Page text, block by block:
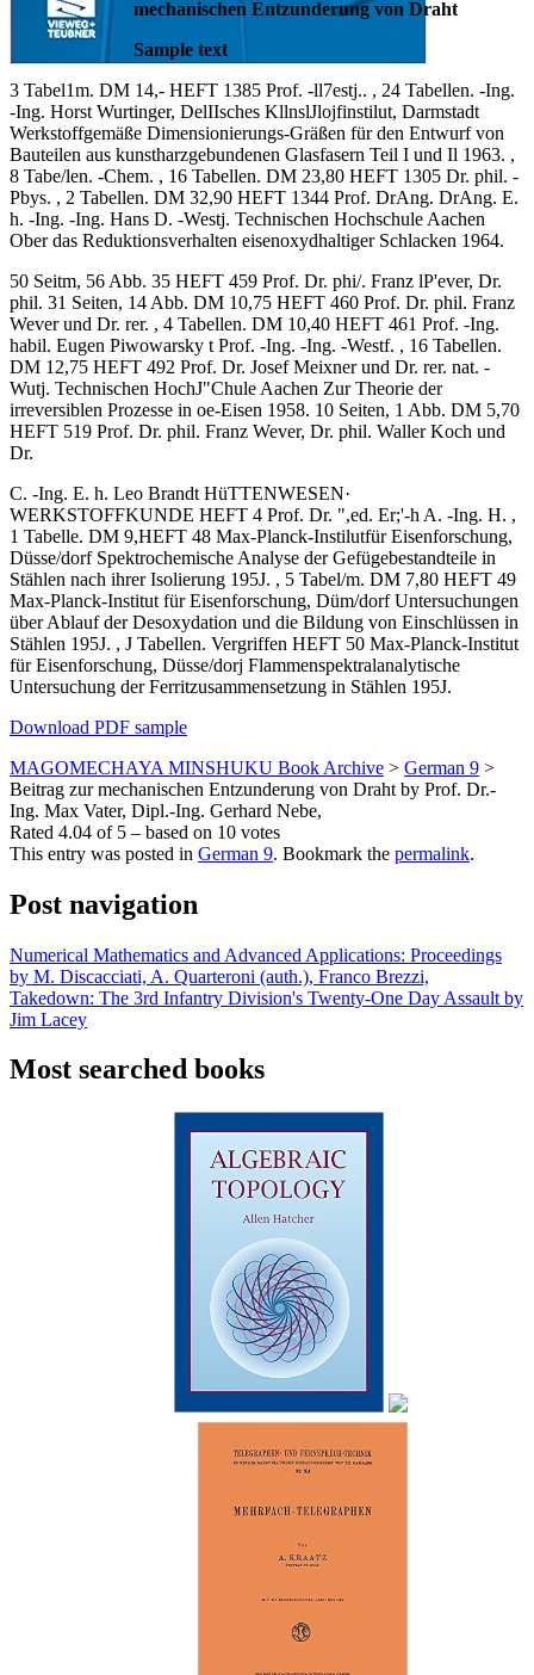
mechanischen Entzunderung von Draht
Sample text
3 Tabel1m. DM 14,- HEFT 1385 Prof. -ll7estj.. , 24 Tabellen. -Ing.
-Ing. Horst Wurtinger, DelIIsches KllnslJlojfinstilut, Darmstadt
Werkstoffgemäße Dimensionierungs-Gräßen für den Entwurf von
Bauteilen aus kunstharzgebundenen Glasfasern Teil I und Il 1963. ,
8 Tabe/len. -Chem. , 16 Tabellen. DM 23,80 HEFT 1305 Dr. phil. -
Pbys. , 2 Tabellen. DM 32,90 HEFT 1344 Prof. DrAng. DrAng. E.
h. -Ing. -Ing. Hans D. -Westj. Technischen Hochschule Aachen
Ober das Reduktionsverhalten eisenoxydhaltiger Schlacken 1964.
50 Seitm, 56 Abb. 35 HEFT 459 Prof. Dr. phi/. Franz lP'ever, Dr.
phil. 31 Seiten, 14 Abb. DM 10,75 HEFT 460 Prof. Dr. phil. Franz
Wever und Dr. rer. , 4 Tabellen. DM 10,40 HEFT 461 Prof. -Ing.
habil. Eugen Piwowarsky t Prof. -Ing. -Ing. -Westf. , 16 Tabellen.
DM 12,75 HEFT 492 Prof. Dr. Josef Meixner und Dr. rer. nat. -
Wutj. Technischen HochJ"Chule Aachen Zur Theorie der
irreversiblen Prozesse in oe-Eisen 1958. 10 Seiten, 1 Abb. DM 5,70
HEFT 519 Prof. Dr. phil. Franz Wever, Dr. phil. Waller Koch und
Dr.
C. -Ing. E. h. Leo Brandt HüTTENWESEN·
WERKSTOFFKUNDE HEFT 4 Prof. Dr. ",ed. Er;'-h A. -Ing. H. ,
1 Tabelle. DM 9,HEFT 48 Max-Planck-Instilutfür Eisenforschung,
Düsse/dorf Spektrochemische Analyse der Gefügebestandteile in
Stählen nach ihrer Isolierung 195J. , 5 Tabel/m. DM 7,80 HEFT 49
Max-Planck-Institut für Eisenforschung, Düm/dorf Untersuchungen
über Ablauf der Desoxydation und die Bildung von Einschlüssen in
Stählen 195J. , J Tabellen. Vergriffen HEFT 50 Max-Planck-Institut
für Eisenforschung, Düsse/dorj Flammenspektralanalytische
Untersuchung der Ferritzusammensetzung in Stählen 195J.
Download PDF sample
MAGOMECHAYA MINSHUKU Book Archive > German 9 >
Beitrag zur mechanischen Entzunderung von Draht by Prof. Dr.-
Ing. Max Vater, Dipl.-Ing. Gerhard Nebe,
Rated 4.04 of 5 – based on 10 votes
This entry was posted in German 9. Bookmark the permalink.
Post navigation
Numerical Mathematics and Advanced Applications: Proceedings
by M. Discacciati, A. Quarteroni (auth.), Franco Brezzi,
Takedown: The 3rd Infantry Division's Twenty-One Day Assault by
Jim Lacey
Most searched books